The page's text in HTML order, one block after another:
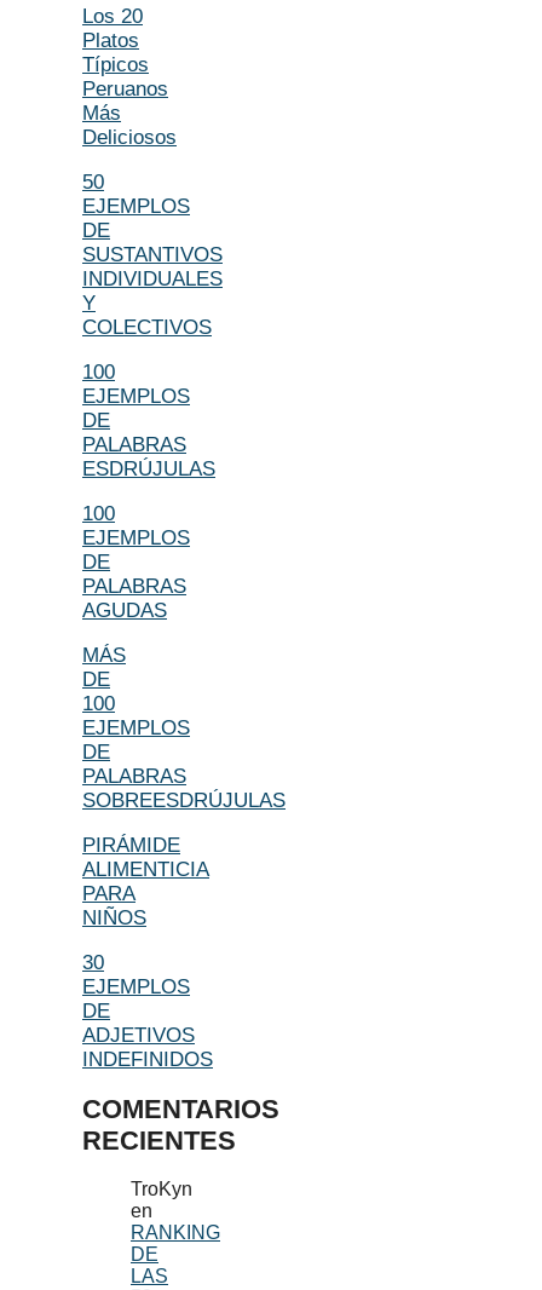
Los 20
Platos
Típicos
Peruanos
Más
Deliciosos
50
EJEMPLOS
DE
SUSTANTIVOS
INDIVIDUALES
Y
COLECTIVOS
100
EJEMPLOS
DE
PALABRAS
ESDRÚJULAS
100
EJEMPLOS
DE
PALABRAS
AGUDAS
MÁS
DE
100
EJEMPLOS
DE
PALABRAS
SOBREESDRÚJULAS
PIRÁMIDE
ALIMENTICIA
PARA
NIÑOS
30
EJEMPLOS
DE
ADJETIVOS
INDEFINIDOS
COMENTARIOS
RECIENTES
TroKyn
en
RANKING
DE
LAS